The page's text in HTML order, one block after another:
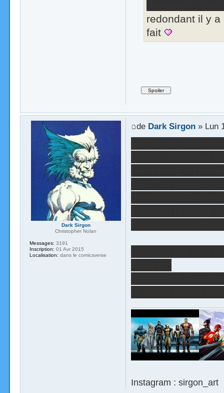
redondant il y
fait
de Dark Sirgon» Lun
Instagram : sirgon_art
Dark Sirgon
Christopher Nolan
Messages: 3191
Inscription: 01 Avr 2015
Localisation: dans le comicsverse